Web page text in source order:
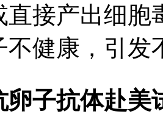
直接产出细胞
不健康，引发
卵子抗体赴美